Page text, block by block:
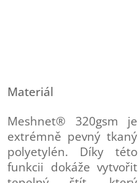
Materiál
Meshnet® 320gsm je
extrémně pevný tkaný
polyetylén. Díky této
funkcii dokáže vytvořit